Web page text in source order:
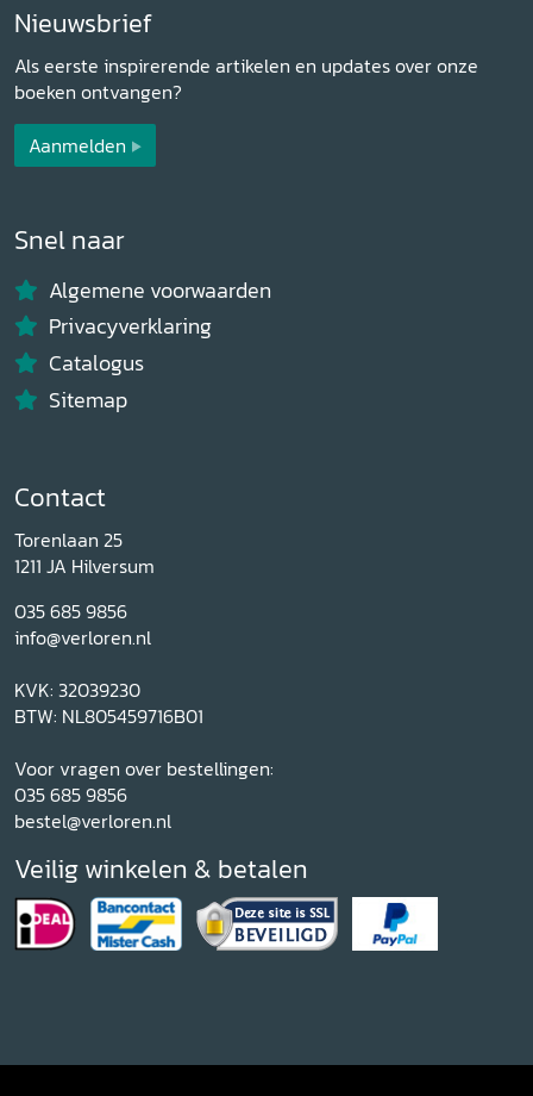
Nieuwsbrief
Als eerste inspirerende artikelen en updates over onze
boeken ontvangen?
Aanmelden
Snel naar
Algemene voorwaarden
Privacyverklaring
Catalogus
Sitemap
Contact
Torenlaan 25
1211 JA Hilversum
035 685 9856
info@verloren.nl
KVK: 32039230
BTW: NL805459716B01
Voor vragen over bestellingen:
035 685 9856
bestel@verloren.nl
Veilig winkelen & betalen